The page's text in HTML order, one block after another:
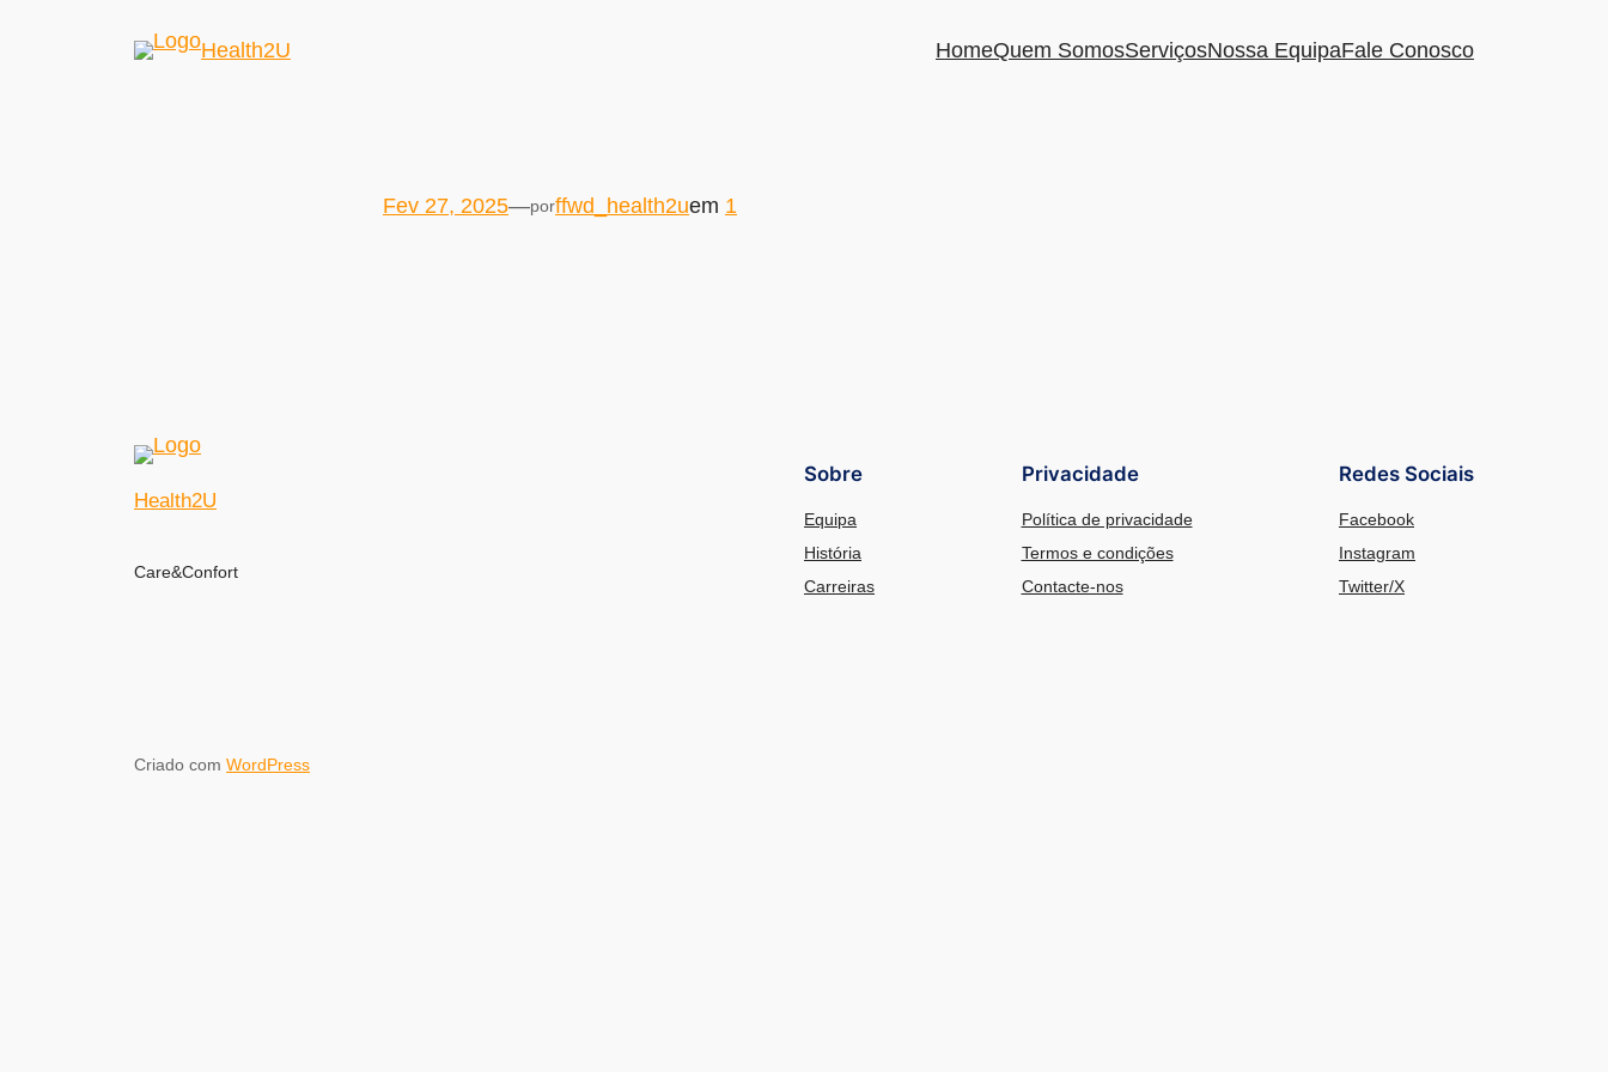
Health2U HomeQuem SomosServiçosNossa EquipaFale Conosco
Fev 27, 2025—porffwd_health2uem 1
Health2U
Care&Confort
Sobre
Equipa
História
Carreiras
Privacidade
Política de privacidade
Termos e condições
Contacte-nos
Redes Sociais
Facebook
Instagram
Twitter/X
Criado com WordPress